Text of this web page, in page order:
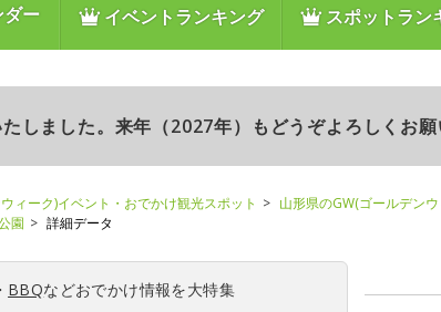
ー イベントランキング スポットラン
しました。来年（2027年）もどうぞよろしくお願
ィーク)イベント・おでかけ観光スポット
山形県のGW(ゴールデン
園 詳細データ
・ BBQなどおでかけ情報を大特集